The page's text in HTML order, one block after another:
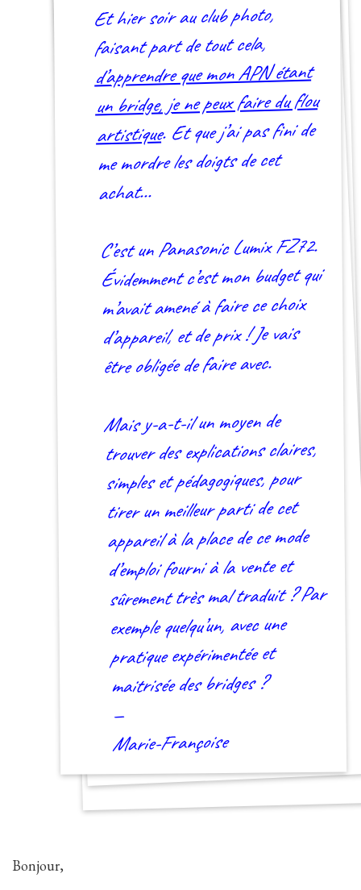
Et hier soir au club photo,
faisant part de tout cela,
d’apprendre que mon APN étant
un bridge, je ne peux faire du flou
artistique. Et que j’ai pas fini de
me mordre les doigts de cet
achat…
C’est un Panasonic Lumix FZ72.
Évidemment c’est mon budget qui
m’avait amené à faire ce choix
d’appareil, et de prix ! Je vais
être obligée de faire avec.
Mais y-a-t-il un moyen de
trouver des explications claires,
simples et pédagogiques, pour
tirer un meilleur parti de cet
appareil à la place de ce mode
d’emploi fourni à la vente et
sûrement très mal traduit ? Par
exemple quelqu’un, avec une
pratique expérimentée et
maitrisée des bridges ?
—
Marie-Françoise
Bonjour,